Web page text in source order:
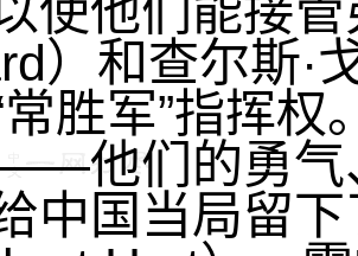
使他们能接
）和查尔斯·
常胜军”指挥
他们的勇气
国当局留下